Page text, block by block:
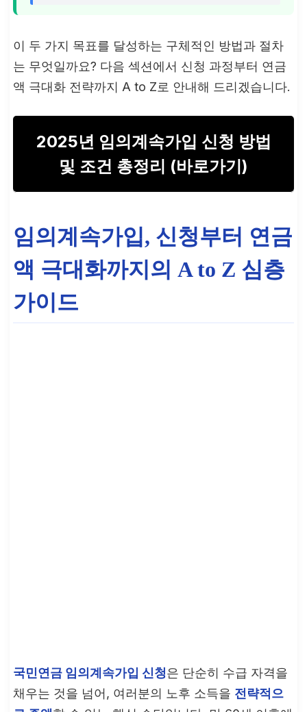
이 두 가지 목표를 달성하는 구체적인 방법과 절차
는 무엇일까요? 다음 섹션에서 신청 과정부터 연금
액 극대화 전략까지 A to Z로 안내해 드리겠습니다.
2025년 임의계속가입 신청 방법
및 조건 총정리 (바로가기)
임의계속가입, 신청부터 연금
액 극대화까지의 A to Z 심층
가이드
국민연금 임의계속가입 신청은 단순히 수급 자격을
채우는 것을 넘어, 여러분의 노후 소득을 전략적으